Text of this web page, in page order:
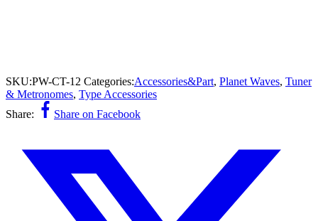
SKU:PW-CT-12 Categories:Accessories&Part, Planet Waves, Tuner
& Metronomes, Type Accessories
Share:
Share on Facebook